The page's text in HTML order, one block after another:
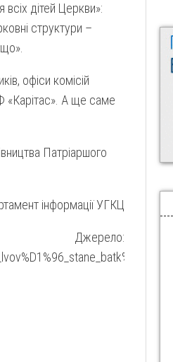
дітей Церкви»:
структури –
офіси комісій
«Карітас». А ще саме
Патріаршого
інформації УГКЦ
Джерело: